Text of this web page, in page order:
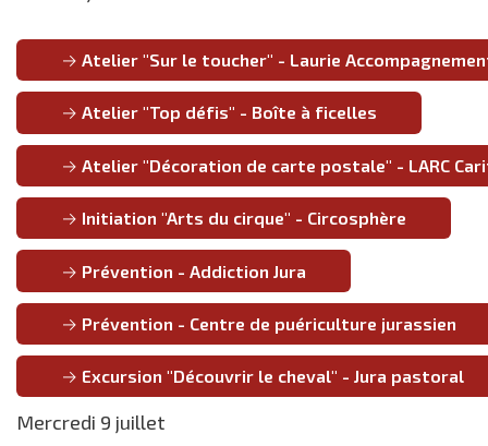
Atelier "Sur le toucher" - Laurie
Atelier "Top défis" - Boîte à ficelles
Atelier "Décoration de carte postale" - LARC
Initiation "Arts du cirque" - Circosphère
Prévention - Addiction Jura
Prévention - Centre de puériculture jurassien
Excursion "Découvrir le cheval" - Jura pastoral
Mercredi 9 juillet